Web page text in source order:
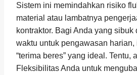
Sistem ini memindahkan risiko
material atau lambatnya
kontraktor. Bagi Anda yang sibuk
waktu untuk pengawasan
“terima beres” yang ideal. Tentu,
Fleksibilitas Anda untuk